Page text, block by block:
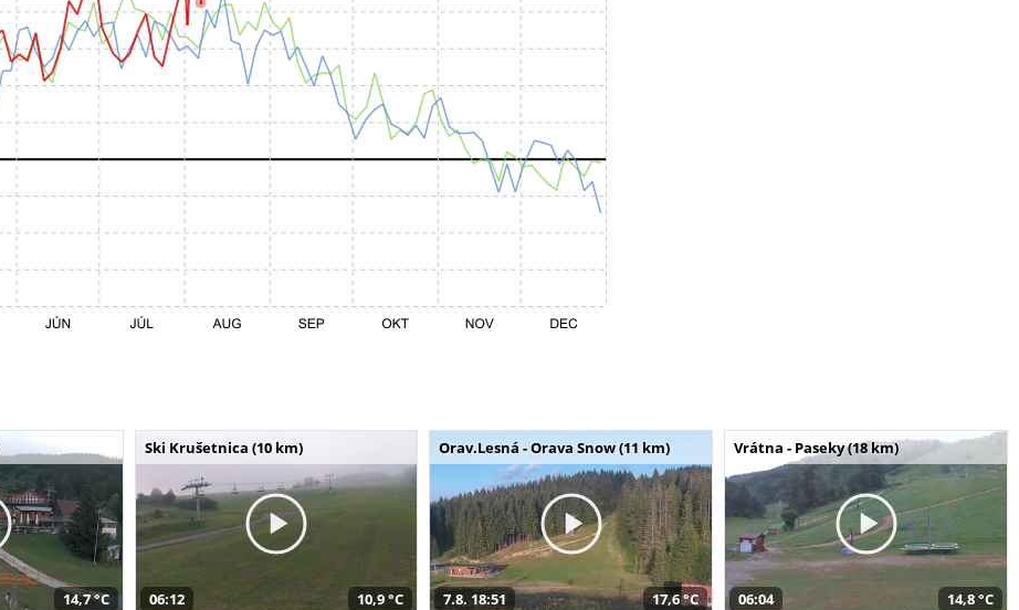
14,7 °C
Ski Krušetnica (10 km)
06:12 10,9 °C
Orav.Lesná - Orava Snow (11 km)
7.8. 18:51 17,6 °C
Vrátna - Paseky (18 km)
06:04 14,8 °C